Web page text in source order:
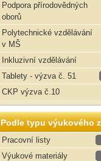
Podpora přírodovědných
oborů
Polytechnické vzdělávání
v MŠ
Inkluzivní vzdělávání
Tablety - výzva č. 51
CKP výzva č.10
Podle typu výukového
Pracovní listy
Výukové materiály